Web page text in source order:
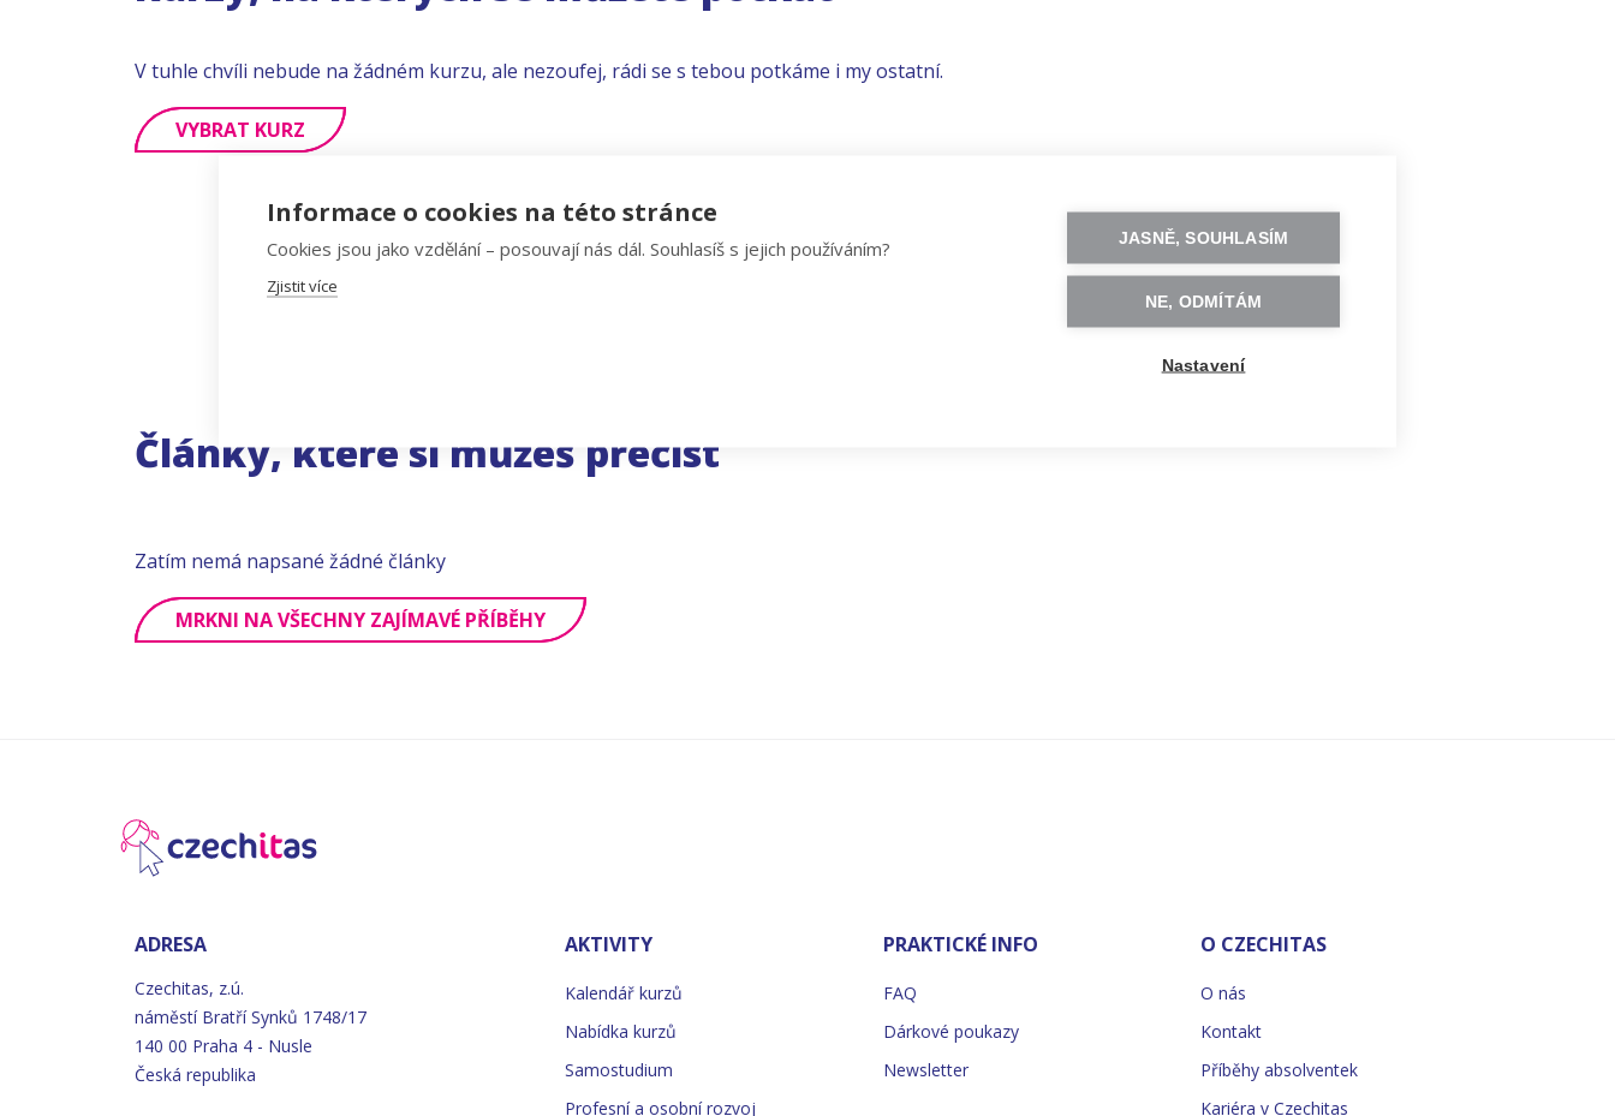
V tuhle chvíli nebude na žádném kurzu, ale nezoufej, rádi se s tebou potkáme i my ostatní.
VYBRAT KURZ
Články, které si můžeš přečíst
Zatím nemá napsané žádné články
MRKNI NA VŠECHNY ZAJÍMAVÉ PŘÍBĚHY
ADRESA
Czechitas, z.ú.
náměstí Bratří Synků 1748/17
140 00 Praha 4 - Nusle
Česká republika
AKTIVITY
Kalendář kurzů
Nabídka kurzů
Samostudium
Profesní a osobní rozvoj
PRAKTICKÉ INFO
FAQ
Dárkové poukazy
Newsletter
O CZECHITAS
O nás
Kontakt
Příběhy absolventek
Kariéra v Czechitas
Informace o cookies na této stránce
Cookies jsou jako vzdělání – posouvají nás dál. Souhlasíš s jejich používáním?
Zjistit více
JASNĚ, SOUHLASÍM
NE, ODMÍTÁM
Nastavení